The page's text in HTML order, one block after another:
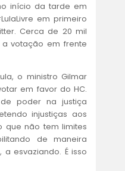
início da tarde em
em primeiro
Cerca de 20 mil
votação em frente
o ministro Gilmar
em favor do HC.
poder na justiça
injustiças aos
que não tem limites
de maneira
esvaziando. É isso